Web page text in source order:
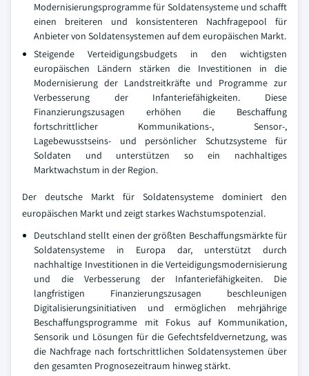
Modernisierungsprogramme für Soldatensysteme und schafft
einen breiteren und konsistenteren Nachfragepool für
Anbieter von Soldatensystemen auf dem europäischen Markt.
Steigende Verteidigungsbudgets in den wichtigsten
europäischen Ländern stärken die Investitionen in die
Modernisierung der Landstreitkräfte und Programme zur
Verbesserung der Infanteriefähigkeiten. Diese
Finanzierungszusagen erhöhen die Beschaffung
fortschrittlicher Kommunikations-, Sensor-,
Lagebewusstseins- und persönlicher Schutzsysteme für
Soldaten und unterstützen so ein nachhaltiges
Marktwachstum in der Region.
Der deutsche Markt für Soldatensysteme dominiert den
europäischen Markt und zeigt starkes Wachstumspotenzial.
Deutschland stellt einen der größten Beschaffungsmärkte für
Soldatensysteme in Europa dar, unterstützt durch
nachhaltige Investitionen in die Verteidigungsmodernisierung
und die Verbesserung der Infanteriefähigkeiten. Die
langfristigen Finanzierungszusagen beschleunigen
Digitalisierungsinitiativen und ermöglichen mehrjährige
Beschaffungsprogramme mit Fokus auf Kommunikation,
Sensorik und Lösungen für die Gefechtsfeldvernetzung, was
die Nachfrage nach fortschrittlichen Soldatensystemen über
den gesamten Prognosezeitraum hinweg stärkt.